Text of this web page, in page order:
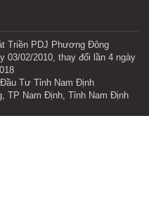
Triền PDJ Phương Đông
03/02/2010, thay đổi lần 4 ngày
Tư Tỉnh Nam Định
TP Nam Định, Tỉnh Nam Định